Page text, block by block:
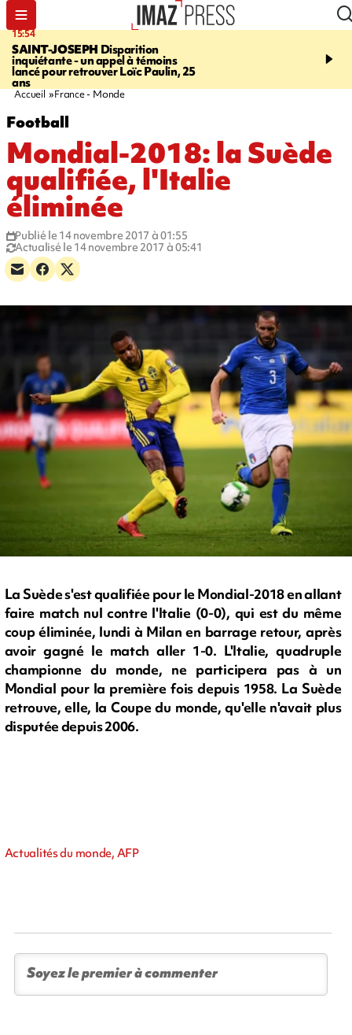
15:54
SAINT-JOSEPH Disparition
inquiétante - un appel à témoins
lancé pour retrouver Loïc Paulin, 25
ans
17:52
dimanche pour
Accueil France - Monde
Football
Mondial-2018: la Suède
qualifiée, l'Italie
éliminée
Publié le 14 novembre 2017 à 01:55
Actualisé le 14 novembre 2017 à 05:41
La Suède s'est qualifiée pour le Mondial-2018 en allant
faire match nul contre l'Italie (0-0), qui est du même
coup éliminée, lundi à Milan en barrage retour, après
avoir gagné le match aller 1-0. L'Italie, quadruple
championne du monde, ne participera pas à un
Mondial pour la première fois depuis 1958. La Suède
retrouve, elle, la Coupe du monde, qu'elle n'avait plus
disputée depuis 2006.
Actualités du monde, AFP